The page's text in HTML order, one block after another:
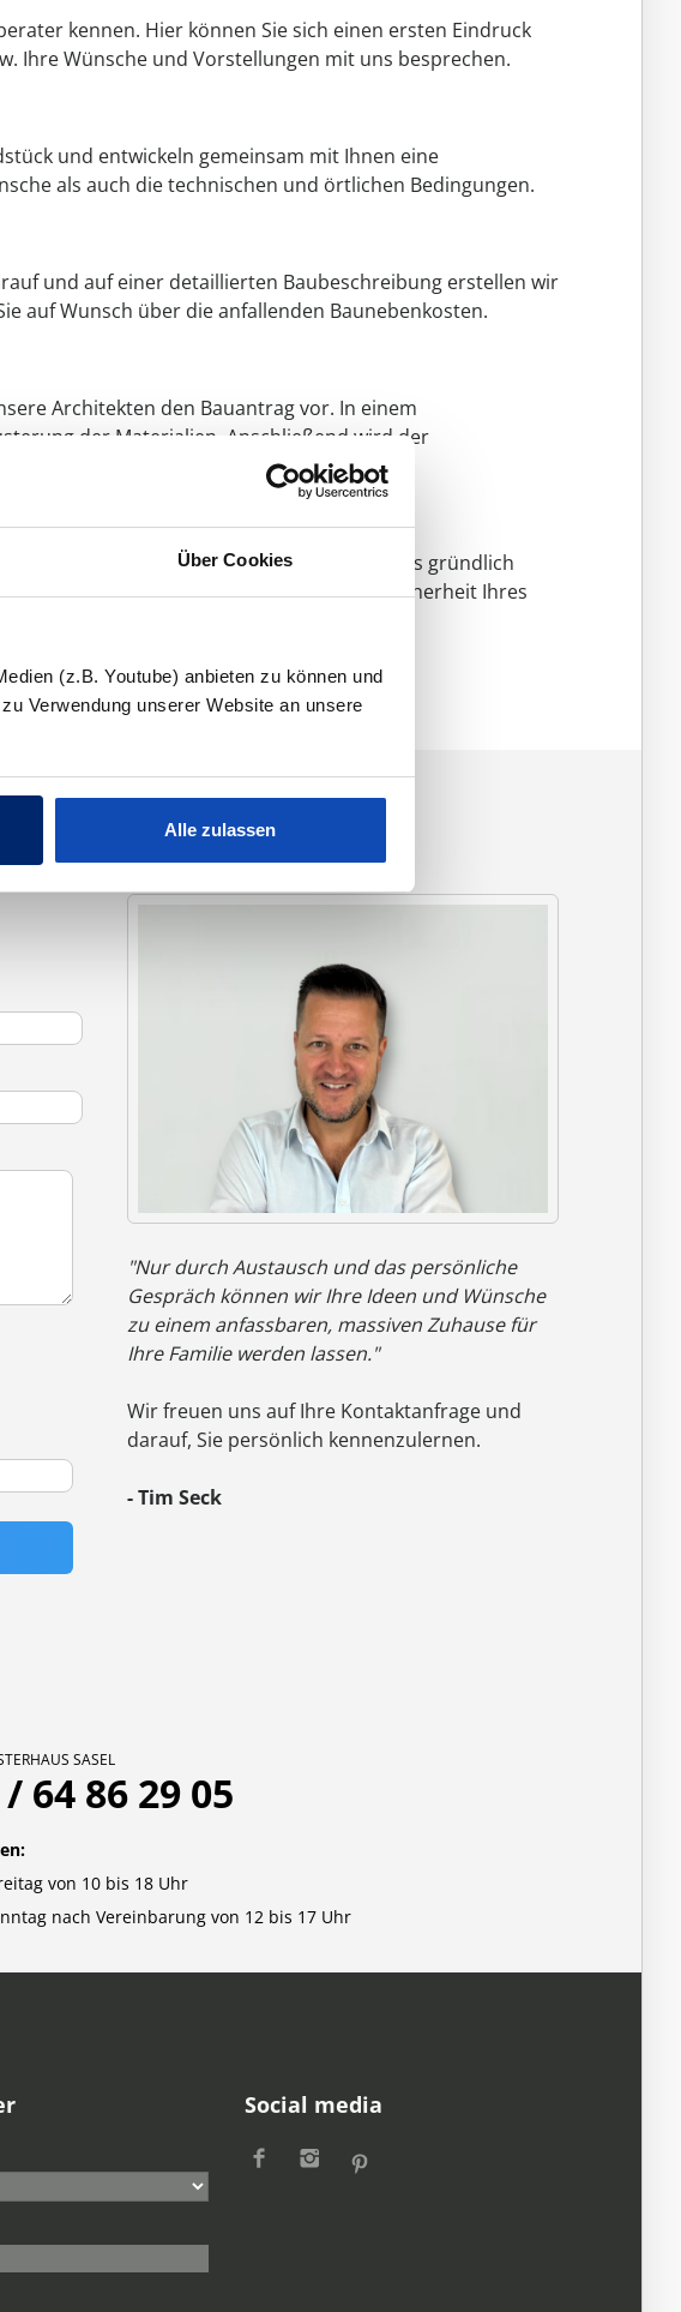
Über Cookies
(z.B. Youtube) anbieten zu können und
Verwendung unserer Website an unsere
Alle zulassen
kennen. Hier können Sie sich einen ersten Eindruck
Ihre Wünsche und Vorstellungen mit uns besprechen.
und entwickeln gemeinsam mit Ihnen eine
als auch die technischen und örtlichen Bedingungen.
und auf einer detaillierten Baubeschreibung erstellen wir
auf Wunsch über die anfallenden Baunebenkosten.
Architekten den Bauantrag vor. In einem
der Materialien. Anschließend wird der
Sie bis zur Fertigstellung, nach der das Haus gründlich
Unterlagen, um die Qualität und Sicherheit Ihres
"Nur durch Austausch und das persönliche
Gespräch können wir Ihre Ideen und Wünsche
zu einem anfassbaren, massiven Zuhause für
Ihre Familie werden lassen."
Wir freuen uns auf Ihre Kontaktanfrage und
darauf, Sie persönlich kennenzulernen.
- Tim Seck
SASEL
64 86 29 05
von 10 bis 18 Uhr
nach Vereinbarung von 12 bis 17 Uhr
Social media